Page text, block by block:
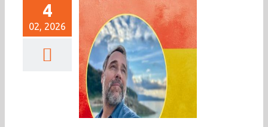
4
02, 2026